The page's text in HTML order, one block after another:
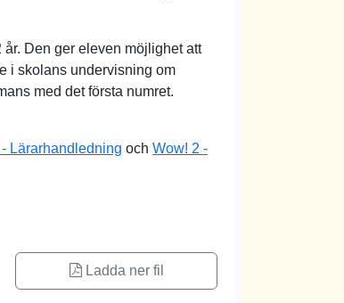
Den ger eleven möjlighet att
i skolans undervisning om
med det första numret.
Lärarhandledning och Wow! 2 -
Ladda ner fil